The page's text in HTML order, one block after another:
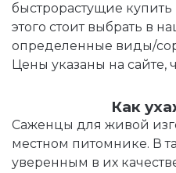
быстрорастущие
этого стоит выбрать в
определенные виды/
Цены указаны на сайте,
Как
Саженцы для живой
местном питомнике. В
уверенным в их